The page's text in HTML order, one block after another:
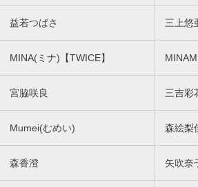
益若つばさ 三上悠
MINA(ミナ)【TWICE】
宮脇咲良 三吉彩
Mumei(むめい) 森絵梨
森香澄 矢吹奈